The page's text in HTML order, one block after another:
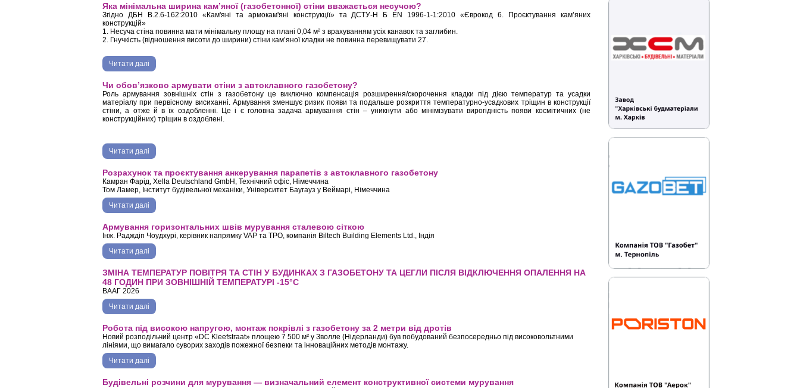
Яка мінімальна ширина кам’яної (газобетонної) стіни вважається несучою?
Згідно ДБН В.2.6-162:2010 «Кам'яні та армокам'яні конструкції» та ДСТУ-Н Б EN 1996-1-1:2010 «Єврокод 6. Проєктування кам’яних
конструкцій»
1. Несуча стіна повинна мати мінімальну площу на плані 0,04 м² з врахуванням усіх канавок та заглибин.
2. Гнучкість (відношення висоти до ширини) стіни кам’яної кладки не повинна перевищувати 27.
Читати далі
Чи обов’язково армувати стіни з автоклавного газобетону?
Роль армування зовнішніх стін з газобетону це виключно компенсація розширення/скорочення кладки під дією температур та усадки
матеріалу при первісному висиханні. Армування зменшує ризик появи та подальше розкриття температурно-усадкових тріщин в конструкції
стіни, а отже й в їх оздобленні. Це і є головна задача армування стін – уникнути або мінімізувати вирогідність появи космітичних (не
конструкційних) тріщин в оздоблені.
Читати далі
Розрахунок та проєктування анкерування парапетів з автоклавного газобетону
Камран Фарід, Xella Deutschland GmbH, Технічний офіс, Німеччина
Том Ламер, Інститут будівельної механіки, Університет Баугауз у Веймарі, Німеччина
Читати далі
Армування горизонтальних швів мурування сталевою сіткою
Інж. Радждіп Чоудхурі, керівник напрямку VAP та TPO, компанія Biltech Building Elements Ltd., Індія
Читати далі
ЗМІНА ТЕМПЕРАТУР ПОВІТРЯ ТА СТІН У БУДИНКАХ З ГАЗОБЕТОНУ ТА ЦЕГЛИ ПІСЛЯ ВІДКЛЮЧЕННЯ ОПАЛЕННЯ НА
48 ГОДИН ПРИ ЗОВНІШНІЙ ТЕМПЕРАТУРІ -15°С
ВААГ 2026
Читати далі
Робота під високою напругою, монтаж покрівлі з газобетону за 2 метри від дротів
Новий розподільчий центр «DC Kleefstraat» площею 7 500 м² у Зволле (Нідерланди) був побудований безпосередньо під високовольтними
лініями, що вимагало суворих заходів пожежної безпеки та інноваційних методів монтажу.
Читати далі
Будівельні розчини для мурування — визначальний елемент конструктивної системи мурування